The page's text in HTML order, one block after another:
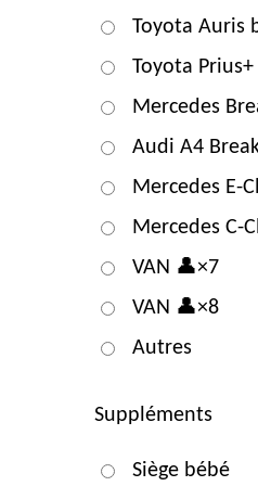
Toyota Auris
Toyota
Mercedes
Audi A4
Mercedes E-
Mercedes C-
VAN 👤×7
VAN 👤×8
Autres
Suppléments
Siège bébé